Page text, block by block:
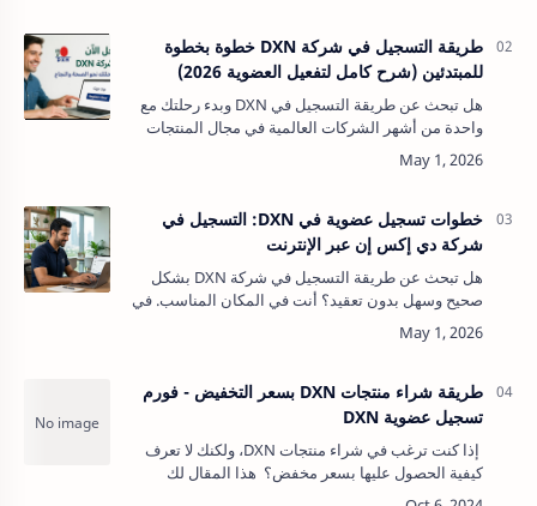
طريقة التسجيل في شركة DXN خطوة بخطوة
للمبتدئين (شرح كامل لتفعيل العضوية 2026)
هل تبحث عن طريقة التسجيل في DXN وبدء رحلتك مع
واحدة من أشهر الشركات العالمية في مجال المنتجات
الطبيعية وفرص العمل من المنزل؟في هذا الدليل
العملي ستتعلم طريقة التسجيل في شركة DXN خط…
خطوات تسجيل عضوية في DXN: التسجيل في
شركة دي إكس إن عبر الإنترنت
هل تبحث عن طريقة التسجيل في شركة DXN بشكل
صحيح وسهل بدون تعقيد؟ أنت في المكان المناسب. في
هذا المقال ستتعرف خطوة بخطوة على كيفية التسجيل
في DXN عبر الإنترنت، بدءًا من الدخول إلى ال…
طريقة شراء منتجات DXN بسعر التخفيض - فورم
تسجيل عضوية DXN
إذا كنت ترغب في شراء منتجات DXN، ولكنك لا تعرف
كيفية الحصول عليها بسعر مخفض؟ هذا المقال لك